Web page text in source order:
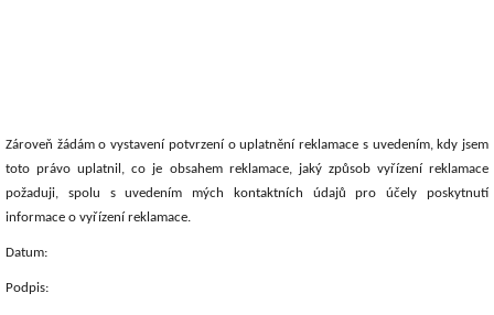
Zároveň žádám o vystavení potvrzení o uplatnění reklamace s uvedením, kdy jsem
toto právo uplatnil, co je obsahem reklamace, jaký způsob vyřízení reklamace
požaduji, spolu s uvedením mých kontaktních údajů pro účely poskytnutí
informace o vyřízení reklamace.
Datum:
Podpis: